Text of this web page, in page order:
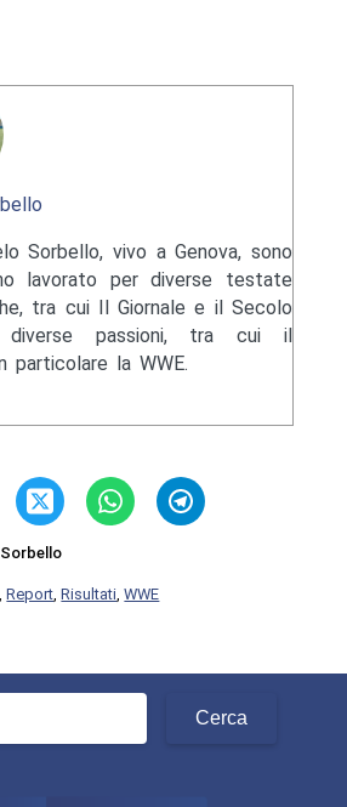
Sorbello, vivo a Genova, sono
lavorato per diverse testate
tra cui Il Giornale e il Secolo
passioni, tra cui il
particolare la WWE.
,Report ,Risultati ,WWE